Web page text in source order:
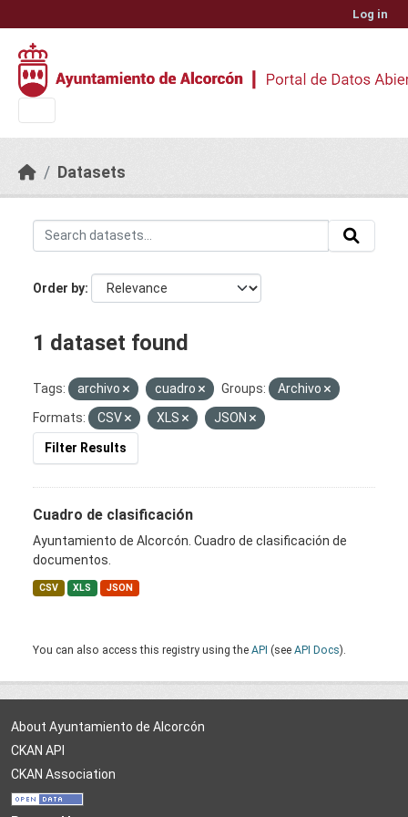
Log in
Datasets
Order by
1 dataset found
Tags: archivo cuadro Groups:
Archivo
Formats:
CSV XLS JSON
Filter Results
Cuadro de clasificación
Ayuntamiento de Alcorcón. Cuadro de clasificación de
documentos.
CSV XLS JSON
You can also access this registry using the API (see API Docs).
About Ayuntamiento de Alcorcón
CKAN API
CKAN Association